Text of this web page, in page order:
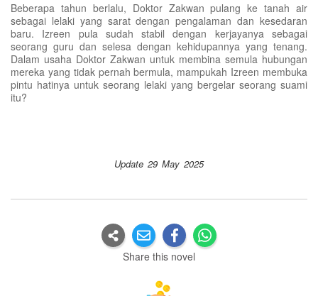
Beberapa tahun berlalu, Doktor Zakwan pulang ke tanah air
sebagai lelaki yang sarat dengan pengalaman dan kesedaran
baru. Izreen pula sudah stabil dengan kerjayanya sebagai
seorang guru dan selesa dengan kehidupannya yang tenang.
Dalam usaha Doktor Zakwan untuk membina semula hubungan
mereka yang tidak pernah bermula, mampukah Izreen membuka
pintu hatinya untuk seorang lelaki yang bergelar seorang suami
itu?
Update 29 May 2025
Share this novel